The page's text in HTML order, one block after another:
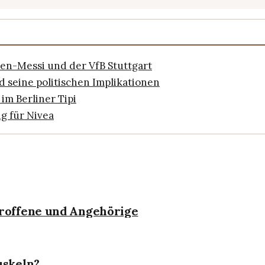
Messi und der VfB Stuttgart
seine politischen Implikationen
Berliner Tipi
für Nivea
und Angehörige